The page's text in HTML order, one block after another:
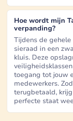
Hoe wordt mijn
verpanding?
Tijdens de
sieraad in een
kluis. Deze
toegang tot jouw
medewerkers.
terugbetaald,
perfecte staat